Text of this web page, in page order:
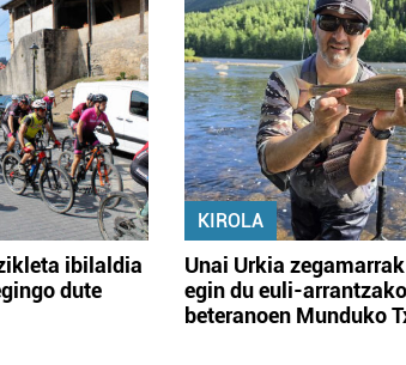
ibilaldia
dute
KIROLA
Unai Urkia
egin du euli-arrantzako
beteranoen Munduko